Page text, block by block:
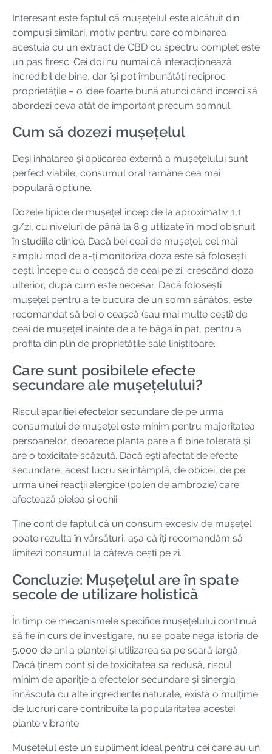
Interesant este faptul că mușețelul este alcătuit din
compuși similari, motiv pentru care combinarea
acestuia cu un extract de CBD cu spectru complet este
un pas firesc. Cei doi nu numai că interacționează
incredibil de bine, dar își pot îmbunătăți reciproc
proprietățile – o idee foarte bună atunci când încerci să
abordezi ceva atât de important precum somnul.
Cum să dozezi mușețelul
Deși inhalarea și aplicarea externă a mușețelului sunt
perfect viabile, consumul oral rămâne cea mai
populară opțiune.
Dozele tipice de mușețel încep de la aproximativ 1,1
g/zi, cu niveluri de până la 8 g utilizate în mod obișnuit
în studiile clinice. Dacă bei ceai de mușețel, cel mai
simplu mod de a-ți monitoriza doza este să folosești
cești. Începe cu o ceașcă de ceai pe zi, crescând doza
ulterior, după cum este necesar. Dacă folosești
mușețel pentru a te bucura de un somn sănătos, este
recomandat să bei o ceașcă (sau mai multe cești) de
ceai de mușețel înainte de a te băga în pat, pentru a
profita din plin de proprietățile sale liniștitoare.
Care sunt posibilele efecte
secundare ale mușețelului?
Riscul apariției efectelor secundare de pe urma
consumului de mușețel este minim pentru majoritatea
persoanelor, deoarece planta pare a fi bine tolerată și
are o toxicitate scăzută. Dacă ești afectat de efecte
secundare, acest lucru se întâmplă, de obicei, de pe
urma unei reacții alergice (polen de ambrozie) care
afectează pielea și ochii.
Ține cont de faptul că un consum excesiv de mușețel
poate rezulta în vărsături, așa că îți recomandăm să
limitezi consumul la câteva cești pe zi.
Concluzie: Mușețelul are în spate
secole de utilizare holistică
În timp ce mecanismele specifice mușețelului continuă
să fie în curs de investigare, nu se poate nega istoria de
5.000 de ani a plantei și utilizarea sa pe scară largă.
Dacă ținem cont și de toxicitatea sa redusă, riscul
minim de apariție a efectelor secundare și sinergia
înnăscută cu alte ingrediente naturale, există o mulțime
de lucruri care contribuite la popularitatea acestei
plante vibrante.
Mușețelul este un supliment ideal pentru cei care au un